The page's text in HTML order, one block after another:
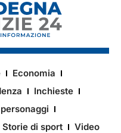
Economia
Inchieste
Storie di sport Video